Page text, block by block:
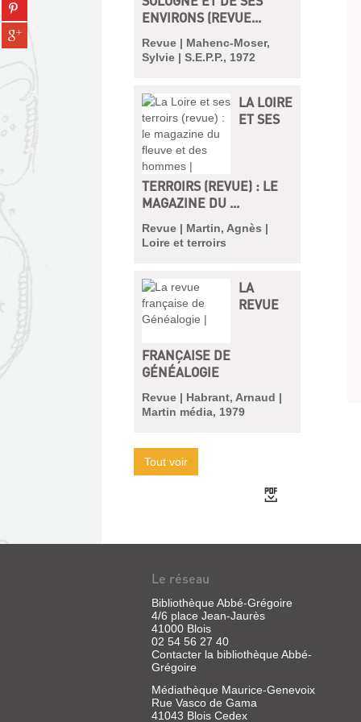
fenêtre)
tumblr
(Nouvelle
fenêtre)
sur
pinterest
(Nouvelle
Partager
sur
ENVIRONS (REVUE...
Revue | Mahenc-Moser,
Sylvie | S.E.P.P., 1972
LA LOIRE
ET SES
TERROIRS (REVUE) : LE
MAGAZINE DU ...
Revue | Martin, Agnès |
Loire et terroirs
LA
REVUE
FRANÇAISE DE
GÉNÉALOGIE
Revue | Habrant, Arnaud |
Martin média, 1979
Tout voir
Le réseau
Bibliothèque Abbé-Grégoire
4/6 place Jean-Jaurès
41000 Blois
02 54 56 27 40
Contacter la bibliothèque Abbé-
Grégoire
Médiathèque Maurice-Genevoix
Rue Vasco de Gama
41043 Blois Cedex